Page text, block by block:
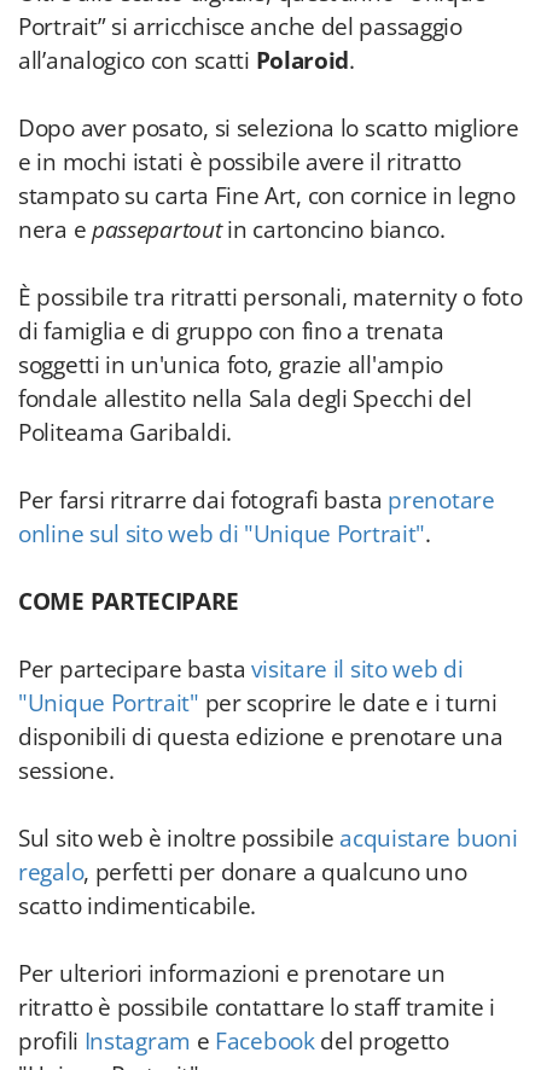
Portrait” si arricchisce anche del passaggio
all’analogico con scatti Polaroid.
Dopo aver posato, si seleziona lo scatto migliore
e in mochi istati è possibile avere il ritratto
stampato su carta Fine Art, con cornice in legno
nera epassepartoutin cartoncino bianco.
È possibile tra ritratti personali, maternity o foto
di famiglia e di gruppo con fino a trenata
soggetti in un'unica foto, grazie all'ampio
fondale allestito nella Sala degli Specchi del
Politeama Garibaldi.
Per farsi ritrarre dai fotografi basta prenotare
online sul sito web di "Unique Portrait".
COME PARTECIPARE
Per partecipare bastavisitare il sito web di
"Unique Portrait" per scoprire le date e i turni
disponibili di questa edizione e prenotare una
sessione.
Sul sito web è inoltre possibile acquistare buoni
regalo, perfetti per donare a qualcuno uno
scatto indimenticabile.
Per ulteriori informazioni e prenotare un
ritratto è possibile contattare lo staff tramite i
profili Instagram e Facebookdel progetto